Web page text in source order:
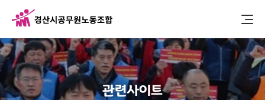
관련사이트